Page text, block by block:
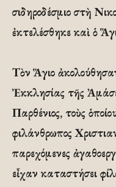
σιδηροδέσμιο στὴ
ἐκτελέσθηκε καὶ ὁ
Τὸν Ἅγιο
Ἐκκλησίας τῆς
Παρθένιος, τοὺς
φιλάνθρωπος
παρεχόμενες
εἶχαν καταστήσει